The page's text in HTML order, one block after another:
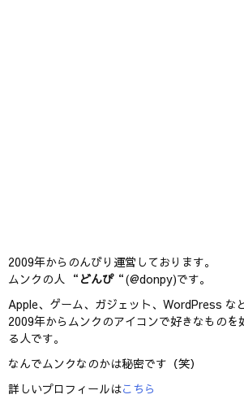
2009年からのんびり運営しております。
ムンクの人 “ どんぴ“(@donpy)です。
Apple、ゲーム、ガジェット、WordPress な
2009年からムンクのアイコンで好きなものを
る人です。
なんでムンクなのかは秘密です（笑）
詳しいプロフィールはこちら